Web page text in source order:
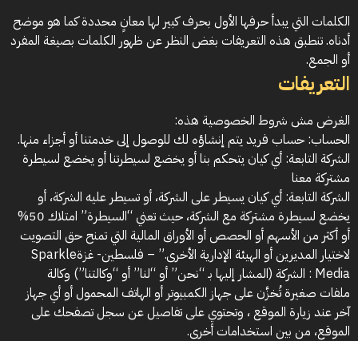
الكلمات التي يبدأ حرفها الأول بحرف كبير لها معانٍ محددة كما هو موضح
أدناه. تنطبق هذه التعريفات بغض النظر عن ظهور الكلمات بصيغة المفرد
أو الجمع.
التعريفات
الغرض مش شروط الخصوصية هذه:
الحساب: حساب فريد يتم إنشاؤه لك للوصول إلى خدمتنا أو أجزاء منها.
الشركة التابعة: أي كيان يتحكم بنا أو يخضع لسيطرتنا أو يخضع لسيطرة
مشتركة معنا
الشركة التابعة: أي كيان يسيطر على الشركة، أو تسيطر عليه الشركة، أو
يخضع لسيطرة مشتركة مع الشركة، حيث تعني “السيطرة” امتلاك 50%
أو أكثر من الأسهم أو الحصص أو الأوراق المالية التي تمنح حق التصويت
لاختيار المديرين أو الهيئة الإدارية الأخرى.” – فلسطين- غزةSparkle
Media : الشركة (المشار إليها بـ “نحن” أو “لنا” أو “وكالتنا”) وكالة
ملفات صغيرة تُخزَّن على جهاز الكمبيوتر أو الهاتف المحمول أو أي جهاز
آخر عند زيارة الموقع ، وتحتوي على تفاصيل عن سجل تصفحك على
الموقع، من بين استخدامات أخرى.